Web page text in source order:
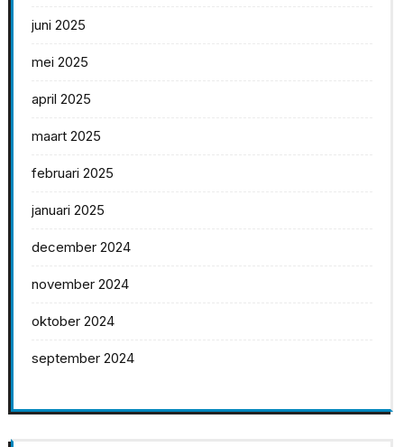
juni 2025
mei 2025
april 2025
maart 2025
februari 2025
januari 2025
december 2024
november 2024
oktober 2024
september 2024